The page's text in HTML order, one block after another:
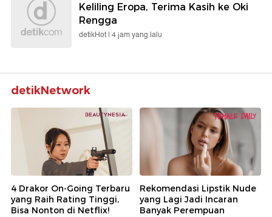
Keliling Eropa, Terima Kasih ke Oki
Rengga
detikHot | 4 jam yang lalu
detikNetwork
4 Drakor On-Going Terbaru
yang Raih Rating Tinggi,
Bisa Nonton di Netflix!
Rekomendasi Lipstik Nude
yang Lagi Jadi Incaran
Banyak Perempuan